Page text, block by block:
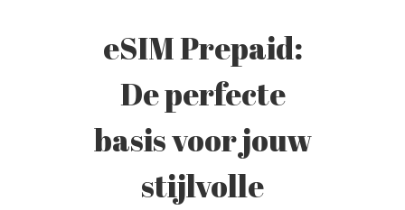
eSIM Prepaid:
De perfecte
basis voor jouw
stijlvolle